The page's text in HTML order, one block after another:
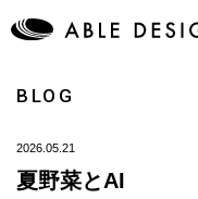
BLOG
2026.05.21
夏野菜とAI